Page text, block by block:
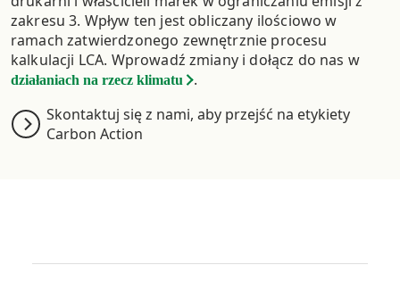
zakresu 3. Wpływ ten jest obliczany ilościowo w
ramach zatwierdzonego zewnętrznie procesu
kalkulacji LCA. Wprowadź zmiany i dołącz do nas w
działaniach na rzecz klimatu
.
Skontaktuj się z nami, aby przejść na etykiety
Carbon Action